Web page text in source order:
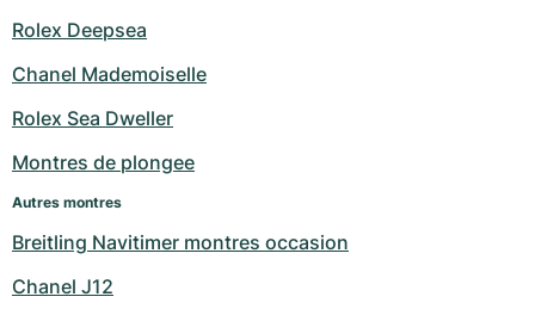
Rolex Deepsea
Chanel Mademoiselle
Rolex Sea Dweller
Montres de plongee
Autres montres
Breitling Navitimer montres occasion
Chanel J12